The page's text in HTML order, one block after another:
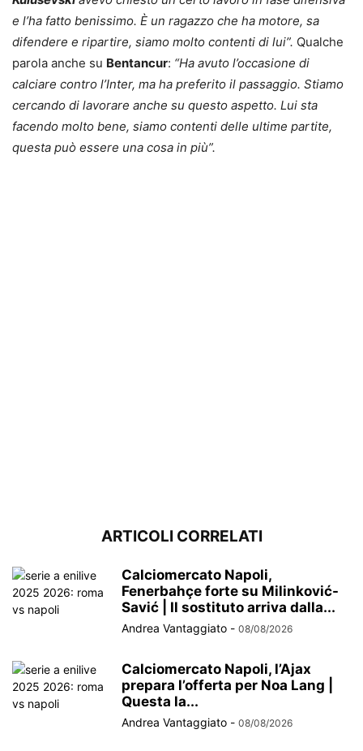
e l’ha fatto benissimo. È un ragazzo che ha motore, sa
difendere e ripartire, siamo molto contenti di lui”. Qualche
parola anche su Bentancur: “Ha avuto l’occasione di
calciare contro l’Inter, ma ha preferito il passaggio. Stiamo
cercando di lavorare anche su questo aspetto. Lui sta
facendo molto bene, siamo contenti delle ultime partite,
questa può essere una cosa in più”.
ARTICOLI CORRELATI
Calciomercato Napoli,
Fenerbahçe forte su Milinković-
Savić | Il sostituto arriva dalla...
Andrea Vantaggiato - 08/08/2026
Calciomercato Napoli, l’Ajax
prepara l’offerta per Noa Lang |
Questa la...
Andrea Vantaggiato - 08/08/2026